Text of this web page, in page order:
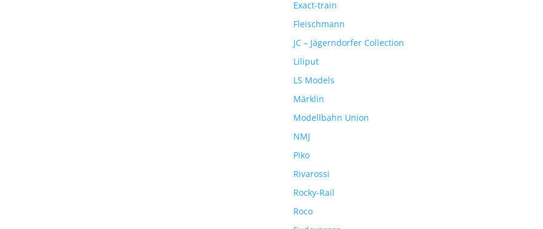
Exact-train
Fleischmann
JC – Jägerndorfer Collection
Liliput
LS Models
Märklin
Modellbahn Union
NMJ
Piko
Rivarossi
Rocky-Rail
Roco